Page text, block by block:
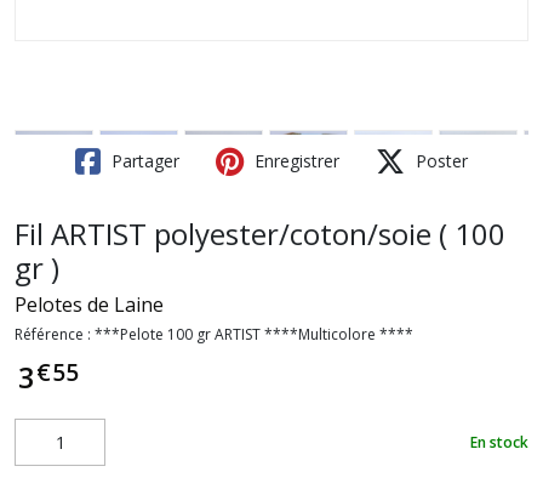
Partager Enregistrer Poster
Fil ARTIST polyester/coton/soie ( 100
gr )
Pelotes de Laine
Référence : ***Pelote 100 gr ARTIST ****Multicolore ****
3€55
En stock